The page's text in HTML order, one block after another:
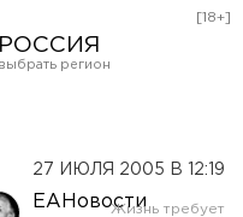
РОССИЯ
[18+]
27 ИЮЛЯ 2005 В 12:19
ЕАНовости